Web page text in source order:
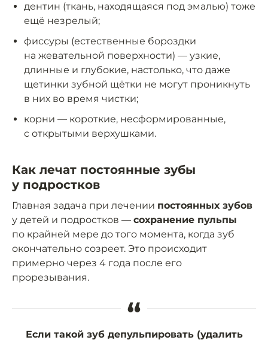
дентин (ткань, находящаяся под эмалью) тоже
ещё незрелый;
фиссуры (естественные бороздки
на жевательной поверхности) — узкие,
длинные и глубокие, настолько, что даже
щетинки зубной щётки не могут проникнуть
в них во время чистки;
корни — короткие, несформированные,
с открытыми верхушками.
Как лечат постоянные зубы
у подростков
Главная задача при лечении постоянных зубов
у детей и подростков — сохранение пульпы
по крайней мере до того момента, когда зуб
окончательно созреет. Это происходит
примерно через 4 года после его
прорезывания.
“
Если такой зуб депульпировать (удалить